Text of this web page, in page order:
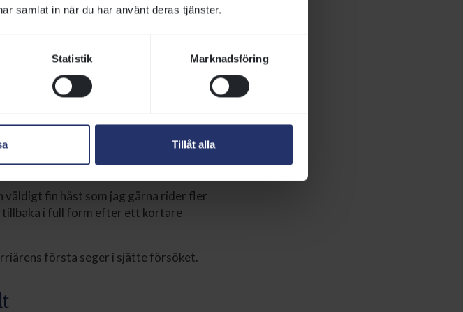
samlat in när du har använt deras tjänster.
Statistik Marknadsföring
Tillåt alla
det hela fem längder till tvåan Ontherun
väldigt fin häst som jag gärna rider fler
tillbaka i full form efter ett kortare
första seger i sjätte försöket.